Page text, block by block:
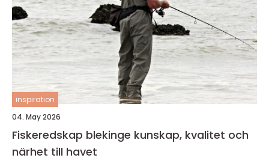
inspiration
04. May 2026
Fiskeredskap blekinge kunskap, kvalitet och
närhet till havet